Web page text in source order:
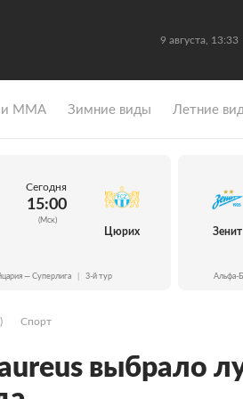
9 августа, 13:33
и ММА Зимние виды Летние
Сегодня
15:00
(Мск)
Цюрих
— Суперлига 3-й тур
Зенит
Альфа-
Спорт
выбрало